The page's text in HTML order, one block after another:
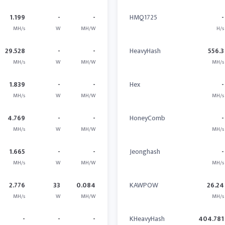
1.199
MH/s
-
W
-
MH/W
29.528
MH/s
-
W
-
MH/W
1.839
MH/s
-
W
-
MH/W
4.769
MH/s
-
W
-
MH/W
1.665
MH/s
-
W
-
MH/W
2.776
MH/s
33
W
0.084
MH/W
- - -
HMQ1725 -
H/s
HeavyHash 556.3
MH/s
Hex -
MH/s
HoneyComb -
MH/s
Jeonghash -
MH/s
KAWPOW 26.24
MH/s
KHeavyHash 404.781